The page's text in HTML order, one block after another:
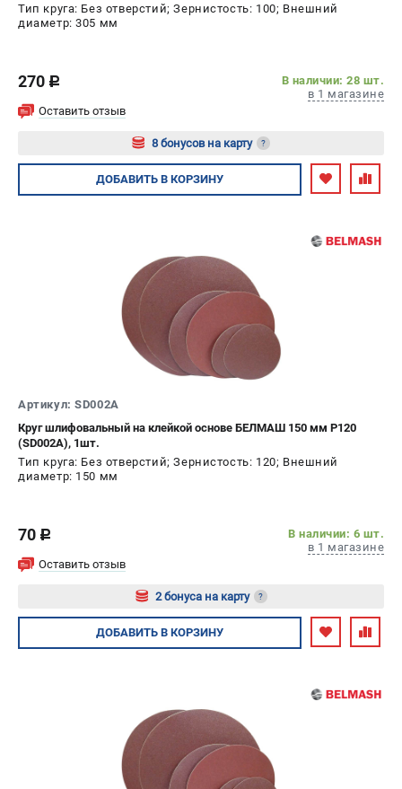
Тип круга: Без отверстий; Зернистость: 100; Внешний
диаметр: 305 мм
270 c
В наличии: 28 шт.
в 1 магазине
Оставить отзыв
8 бонусов на карту ?
Авторизуйтесь
ДОБАВИТЬ В КОРЗИНУ
Артикул: SD002A
Круг шлифовальный на клейкой основе БЕЛМАШ 150 мм P120
(SD002A), 1шт.
Тип круга: Без отверстий; Зернистость: 120; Внешний
диаметр: 150 мм
70 c
В наличии: 6 шт.
в 1 магазине
Оставить отзыв
2 бонуса на карту ?
Авторизуйтесь
ДОБАВИТЬ В КОРЗИНУ